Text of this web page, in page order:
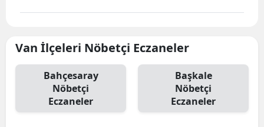
Van İlçeleri Nöbetçi Eczaneler
Bahçesaray
Nöbetçi
Eczaneler
Başkale
Nöbetçi
Eczaneler